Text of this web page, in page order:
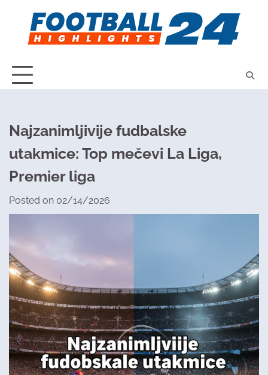
content
Najzanimljivije fudbalske
utakmice: Top mečevi La Liga,
Premier liga
Posted on 02/14/2026